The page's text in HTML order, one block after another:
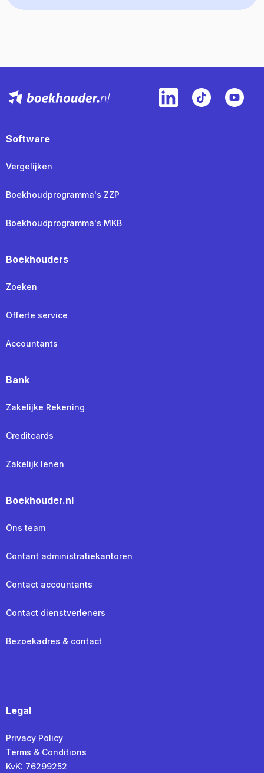
Software
Vergelijken
Boekhoudprogramma's ZZP
Boekhoudprogramma's MKB
Boekhouders
Zoeken
Offerte service
Accountants
Bank
Zakelijke Rekening
Creditcards
Zakelijk lenen
Boekhouder.nl
Ons team
Contant administratiekantoren
Contact accountants
Contact dienstverleners
Bezoekadres & contact
Legal
Privacy Policy
Terms & Conditions
KvK: 76299252